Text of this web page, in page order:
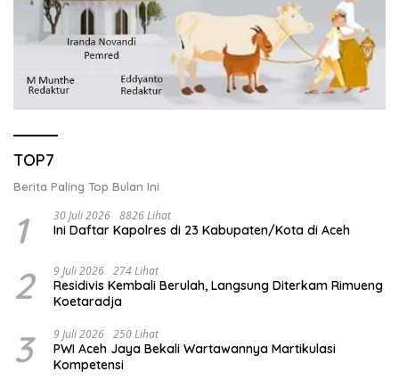
TOP7
Berita Paling Top Bulan Ini
1 30 Juli 2026 8826 Lihat
Ini Daftar Kapolres di 23 Kabupaten/Kota di Aceh
2 9 Juli 2026 274 Lihat
Residivis Kembali Berulah, Langsung Diterkam Rimueng
Koetaradja
3 9 Juli 2026 250 Lihat
PWI Aceh Jaya Bekali Wartawannya Martikulasi
Kompetensi